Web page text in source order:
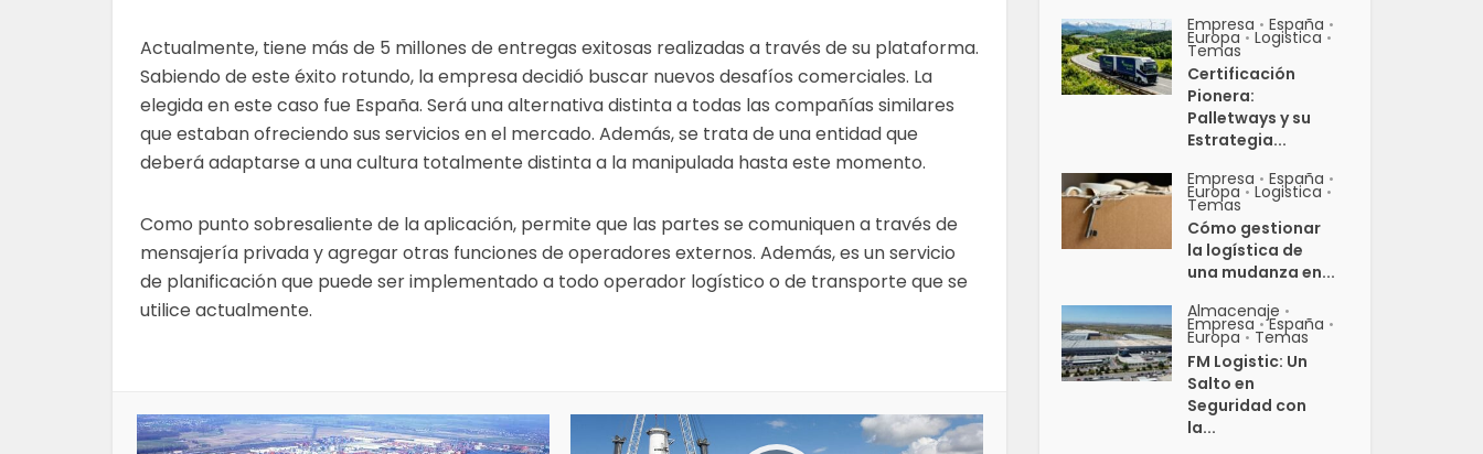
Actualmente, tiene más de 5 millones de entregas exitosas realizadas a través de su plataforma.
Sabiendo de este éxito rotundo, la empresa decidió buscar nuevos desafíos comerciales. La
elegida en este caso fue España. Será una alternativa distinta a todas las compañías similares
que estaban ofreciendo sus servicios en el mercado. Además, se trata de una entidad que
deberáadaptarse a una cultura totalmente distinta a la manipulada hasta este momento.
Como punto sobresaliente de la aplicación, permite que las partes se comuniquen a través de
mensajería privada y agregar otras funciones de operadores externos. Además, es un servicio
de planificación que puede ser implementado a todo operador logístico o de transporte que se
utilice actualmente.
Empresa • España •
Europa • Logistica •
Temas
Certificación
Pionera:
Palletways y su
Estrategia...
Empresa • España •
Europa • Logistica •
Temas
Cómo gestionar
la logística de
una mudanza en...
Almacenaje •
Empresa • España •
Europa • Temas
FM Logistic: Un
Salto en
Seguridad con
la...